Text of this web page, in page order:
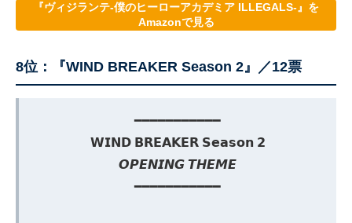
『ヴィジランテ-僕のヒーローアカデミア ILLEGALS-』を
Amazonで見る
8位：『WIND BREAKER Season 2』／12票
━━━━━━━━━━━
𝗪𝗜𝗡𝗗 𝗕𝗥𝗘𝗔𝗞𝗘𝗥 𝗦𝗲𝗮𝘀𝗼𝗻 𝟮
𝙊𝙋𝙀𝙉𝙄𝙉𝙂 𝙏𝙃𝙀𝙈𝙀
━━━━━━━━━━━